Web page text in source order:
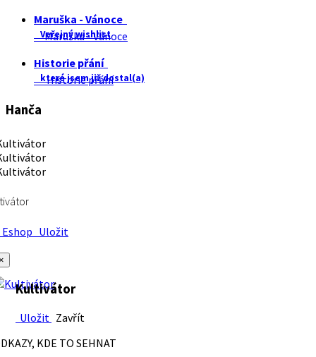
Maruška - Vánoce
Veřejný wishlist
Maruška - Vánoce
Historie přání
které jsem již dostal(a)
Historie přání
Hanča
Uložit
Kultivátor
Uložit Zavřít
KDE TO SEHNAT